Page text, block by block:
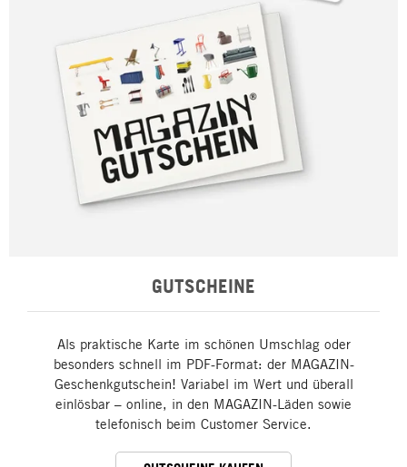
GUTSCHEINE
Als praktische Karte im schönen Umschlag oder
besonders schnell im PDF-Format: der MAGAZIN-
Geschenkgutschein! Variabel im Wert und überall
einlösbar – online, in den MAGAZIN-Läden sowie
telefonisch beim Customer Service.